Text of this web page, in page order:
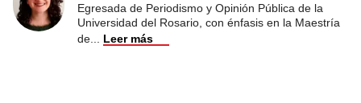
Egresada de Periodismo y Opinión Pública de la
Universidad del Rosario, con énfasis en la Maestría
de
Leer más